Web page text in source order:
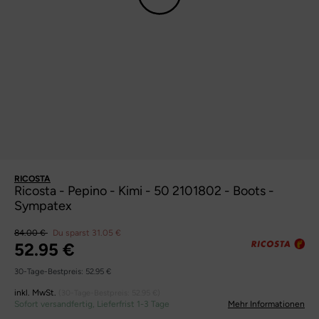
RICOSTA
Ricosta - Pepino - Kimi - 50 2101802 - Boots -
Sympatex
84.00 € Du sparst 31.05 €
52.95 €
30-Tage-Bestpreis: 52.95 €
inkl. MwSt.
Sofort versandfertig, Lieferfrist 1-3 Tage Mehr Informationen